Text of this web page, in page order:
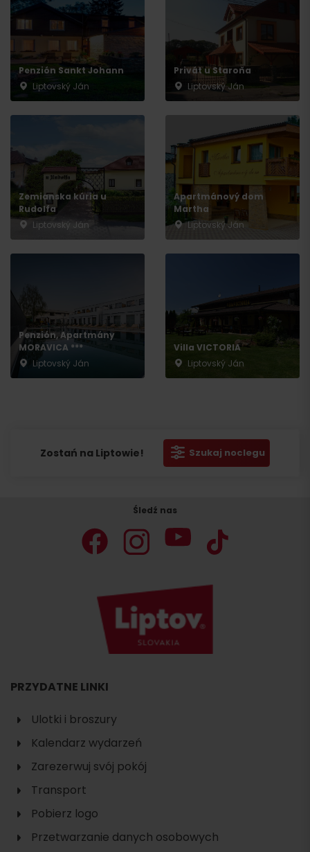
Penzión Sankt Johann
Liptovský Ján
Privát u Staroňa
Liptovský Ján
Zemianska kúria u
Rudolfa
Liptovský Ján
Apartmánový dom
Martha
Liptovský Ján
Penzión, Apartmány
MORAVICA ***
Liptovský Ján
Villa VICTORIA
Liptovský Ján
Zostań na Liptowie! Szukaj noclegu
Śledź nas
PRZYDATNE LINKI
Ulotki i broszury
Kalendarz wydarzeń
Zarezerwuj svój pokój
Transport
Pobierz logo
Przetwarzanie danych osobowych